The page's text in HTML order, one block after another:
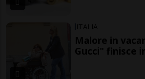
ITALIA
Malore in
Gucci" finisce